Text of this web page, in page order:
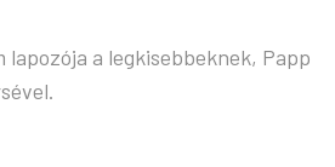
lapozója a legkisebbeknek, Papp